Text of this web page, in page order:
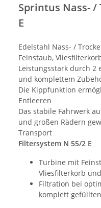
Sprintus Nass- /
E
Edelstahl Nass- /
Feinstaub,
Leistungsstark durch 2
und komplettem
Die Kippfunktion
Entleeren
Das stabile Fahrwerk
und großen Rädern
Transport
Filtersystem N 55/2 E
Turbine mit
Vliesfilterkorb
Filtration bei
komplett